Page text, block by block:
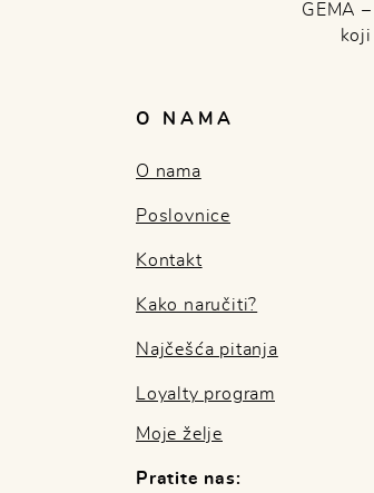
GEMA
O NAMA
O nama
Poslovnice
Kontakt
Kako naručiti?
Najčešća pitanja
Loyalty program
Moje želje
Pratite nas: